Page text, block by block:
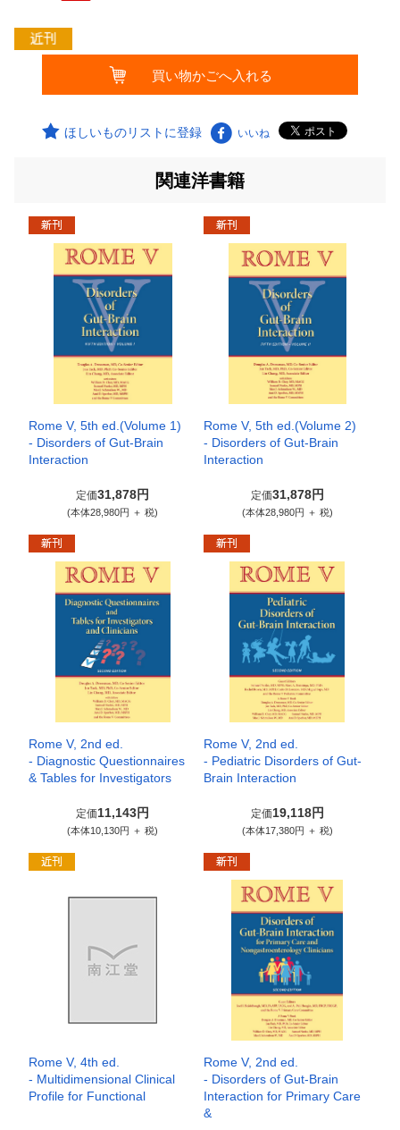
ほしいものリストに登録 いいね
関連洋書籍
Rome V, 5th ed.(Volume 1)
- Disorders of Gut-Brain
Interaction
定価31,878円
(本体28,980円 ＋ 税)
Rome V, 5th ed.(Volume 2)
- Disorders of Gut-Brain
Interaction
定価31,878円
(本体28,980円 ＋ 税)
Rome V, 2nd ed.
- Diagnostic Questionnaires
& Tables for Investigators
定価11,143円
(本体10,130円 ＋ 税)
Rome V, 2nd ed.
- Pediatric Disorders of Gut-
Brain Interaction
定価19,118円
(本体17,380円 ＋ 税)
Rome V, 4th ed.
- Multidimensional Clinical
Profile for Functional
Rome V, 2nd ed.
- Disorders of Gut-Brain
Interaction for Primary Care
&